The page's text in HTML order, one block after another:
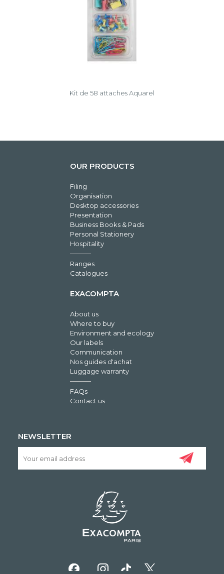
Kit de 58 attaches Aquarel
OUR PRODUCTS
Filing
Organisation
Desktop accessories
Presentation
Business Books & Pads
Personal Stationery
Hospitality
Ranges
Catalogues
EXACOMPTA
About us
Where to buy
Environment and ecology
Our labels
Communication
Nos guides d'achat
Luggage warranty
FAQs
Contact us
NEWSLETTER